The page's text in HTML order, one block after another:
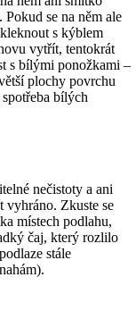
Pokud se na něm ale
s kýblem
vytřít, tentokrát
s bílými ponožkami –
plochy povrchu
bílých
nečistoty a ani
vyhráno. Zkuste se
místech podlahu,
čaj, který rozlilo
stále